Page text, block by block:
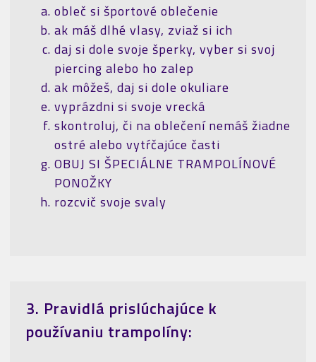
obleč si športové oblečenie
ak máš dlhé vlasy, zviaž si ich
daj si dole svoje šperky, vyber si svoj
piercing alebo ho zalep
ak môžeš, daj si dole okuliare
vyprázdni si svoje vrecká
skontroluj, či na oblečení nemáš žiadne
ostré alebo vytŕčajúce časti
OBUJ SI ŠPECIÁLNE TRAMPOLÍNOVÉ
PONOŽKY
rozcvič svoje svaly
3. Pravidlá prislúchajúce k
používaniu trampolíny: